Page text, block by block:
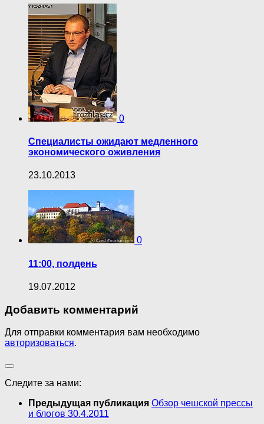
0
Специалисты ожидают медленного
экономического оживления
23.10.2013
0
11:00, полдень
19.07.2012
Добавить комментарий
Для отправки комментария вам необходимо
авторизоваться.
Следите за нами:
Предыдущая публикация Обзор чешской прессы
и блогов 30.4.2011